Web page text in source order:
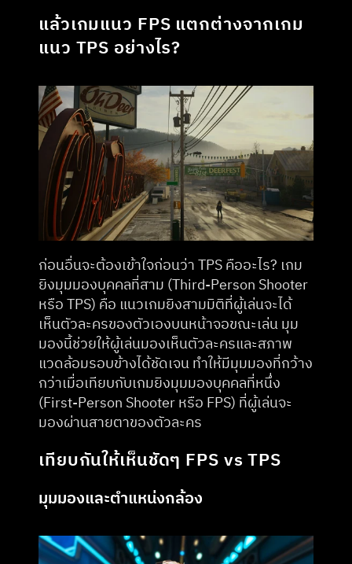
แล้วเกมแนว FPS แตกต่างจากเกม
แนว TPS อย่างไร?
ก่อนอื่นจะต้องเข้าใจก่อนว่า TPS คืออะไร? ​เกม
ยิงมุมมองบุคคลที่สาม (Third-Person Shooter
หรือ TPS) คือ แนวเกมยิงสามมิติที่ผู้เล่นจะได้
เห็นตัวละครของตัวเองบนหน้าจอขณะเล่น มุม
มองนี้ช่วยให้ผู้เล่นมองเห็นตัวละครและสภาพ
แวดล้อมรอบข้างได้ชัดเจน ทำให้มีมุมมองที่กว้าง
กว่าเมื่อเทียบกับเกมยิงมุมมองบุคคลที่หนึ่ง
(First-Person Shooter หรือ FPS) ที่ผู้เล่นจะ
มองผ่านสายตาของตัวละคร
เทียบกันให้เห็นชัดๆ FPS vs TPS
มุมมองและตำแหน่งกล้อง